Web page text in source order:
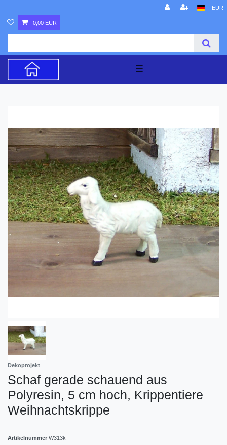
EUR
0,00 EUR
☰
Dekoprojekt
Schaf gerade schauend aus
Polyresin, 5 cm hoch, Krippentiere
Weihnachtskrippe
Artikelnummer W313k